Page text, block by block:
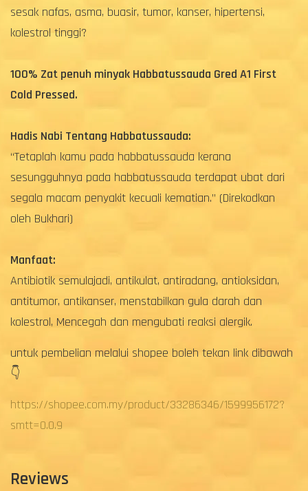
sesak nafas, asma, buasir, tumor, kanser, hipertensi,
kolestrol tinggi?
100% Zat penuh minyak Habbatussauda Gred A1 First
Cold Pressed.
Hadis Nabi Tentang Habbatussauda:
“Tetaplah kamu pada habbatussauda kerana
sesungguhnya pada habbatussauda terdapat ubat dari
segala macam penyakit kecuali kematian.” (Direkodkan
oleh Bukhari)
Manfaat:
Antibiotik semulajadi, antikulat, antiradang, antioksidan,
antitumor, antikanser, menstabilkan gula darah dan
kolestrol, Mencegah dan mengubati reaksi alergik.
untuk pembelian melalui shopee boleh tekan link dibawah
👇
https://shopee.com.my/product/33286346/1599956172?
smtt=0.0.9
Reviews